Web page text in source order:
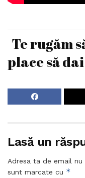
Te rugăm
place să
Lasă un
Adresa ta de email
sunt marcate cu *